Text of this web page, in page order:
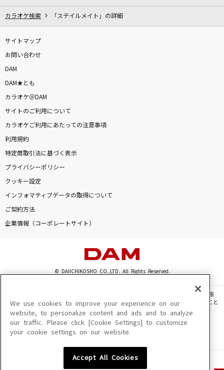
カラオケ検索 「ステイルメイト」の詳細
サイトマップ
お問い合わせ
DAM
DAM★とも
カラオケ＠DAM
サイトのご利用について
カラオケご利用にあたっての注意事項
利用規約
特定商取引法に基づく表示
プライバシーポリシー
クッキー設定
インフォマティブデータの取得について
ご契約方法
企業情報（コーポレートサイト）
© DAIICHIKOSHO CO.,LTD. All Rights Reserved.
このサイトに掲載されている一切の文章・画像・写真・動画・音声等を、手段や形態
を問わず、著作権法の定める範囲を超えて無断で複製、転載、ファイル化などすること
を禁じます。
楽曲及びコンテンツは、機種によりご利用いただけない場合があります。
楽曲及びコンテンツの配信日、配信内容が変更になる場合があります。
We use cookies to improve your experience on our
website, to personalize content and ads and to analyze
our traffic. Please click [Cookie Settings] to customize
your cookie settings on our website.
Accept All Cookies